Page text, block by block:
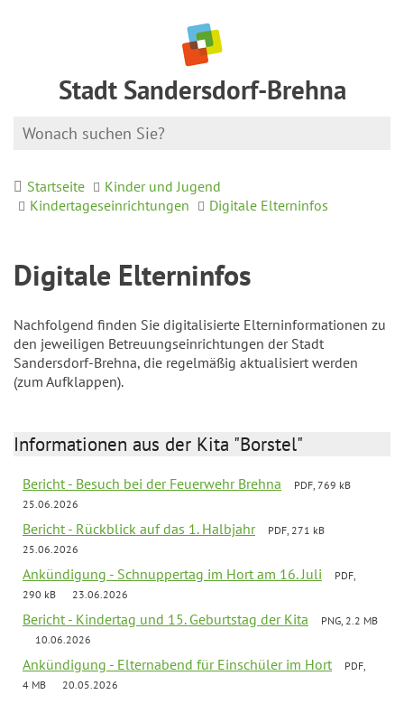
Stadt Sandersdorf-Brehna
Startseite
Kinder und Jugend
Kindertageseinrichtungen
Digitale Elterninfos
Digitale Elterninfos
Nachfolgend finden Sie digitalisierte Elterninformationen zu
den jeweiligen Betreuungseinrichtungen der Stadt
Sandersdorf-Brehna, die regelmäßig aktualisiert werden
(zum Aufklappen).
Informationen aus der Kita "Borstel"
Bericht - Besuch bei der Feuerwehr Brehna
PDF, 769 kB
25.06.2026
Bericht - Rückblick auf das 1. Halbjahr
PDF, 271 kB
25.06.2026
Ankündigung - Schnuppertag im Hort am 16. Juli
PDF,
290 kB
23.06.2026
Bericht - Kindertag und 15. Geburtstag der Kita
PNG, 2.2 MB
10.06.2026
Ankündigung - Elternabend für Einschüler im Hort
PDF,
4 MB
20.05.2026